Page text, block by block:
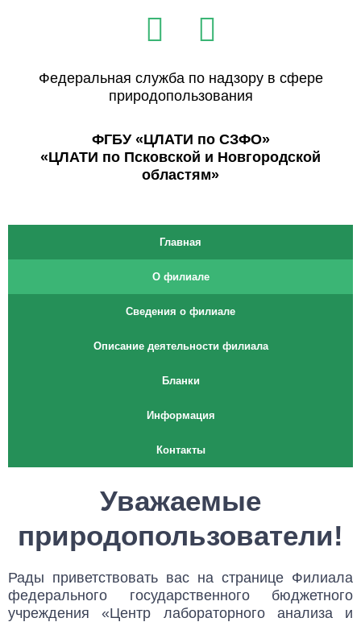
V
T
l
g
r
a
m
Федеральная служба по надзору в сфере
природопользования
ФГБУ «ЦЛАТИ по СЗФО»
«ЦЛАТИ по Псковской и Новгородской
областям»
Главная
О филиале
Сведения о филиале
Описание деятельности филиала
Бланки
Информация
Контакты
Уважаемые
природопользователи!
Рады приветствовать вас на странице Филиала
федерального государственного бюджетного
учреждения «Центр лабораторного анализа и